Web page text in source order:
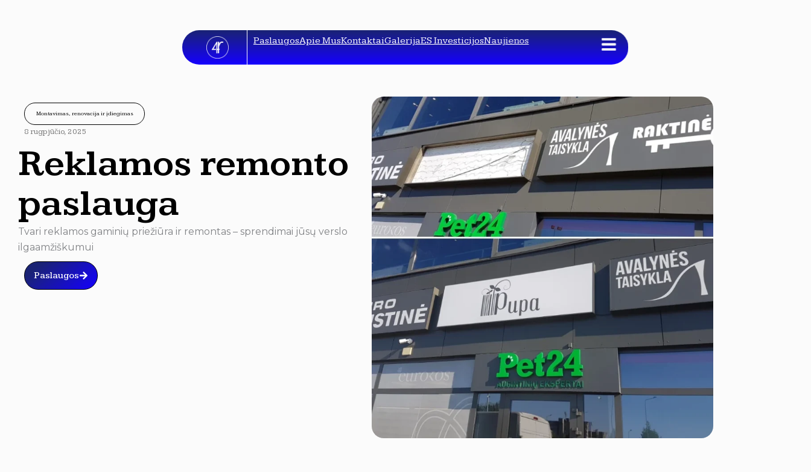
PaslaugosApie MusKontaktaiGalerijaES InvesticijosNaujienos
Montavimas, renovacija ir įdiegimas
8 rugpjūčio, 2025
Reklamos remonto
paslauga
Tvari reklamos gaminių priežiūra ir remontas – sprendimai jūsų verslo
ilgaamžiškumui
Paslaugos